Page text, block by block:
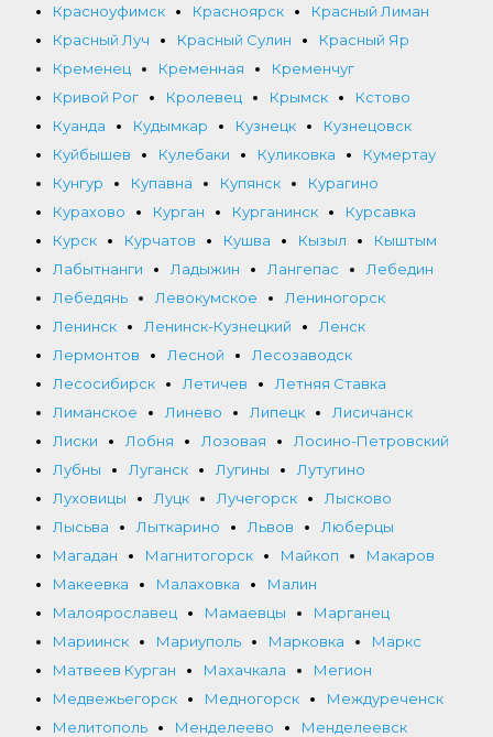
Красноуфимск
Красноярск
Красный Лиман
Красный Луч
Красный Сулин
Красный Яр
Кременец
Кременная
Кременчуг
Кривой Рог
Кролевец Крымск
Кстово
Куанда
Кудымкар Кузнецк
Кузнецовск
Куйбышев
Кулебаки Куликовка
Кумертау
Кунгур
Купавна Купянск
Курагино
Курахово
Курган Курганинск
Курсавка
Курск
Курчатов Кушва Кызыл
Кыштым
Лабытнанги
Ладыжин Лангепас
Лебедин
Лебедянь
Левокумское
Лениногорск
Ленинск
Ленинск-Кузнецкий
Ленск
Лермонтов
Лесной
Лесозаводск
Лесосибирск
Летичев
Летняя Ставка
Лиманское
Линево Липецк
Лисичанск
Лиски
Лобня Лозовая
Лосино-Петровский
Лубны
Луганск Лугины
Лутугино
Луховицы
Луцк Лучегорск
Лысково
Лысьва
Лыткарино Львов
Люберцы
Магадан
Магнитогорск Майкоп
Макаров
Макеевка
Малаховка
Малин
Малоярославец
Мамаевцы
Марганец
Мариинск
Мариуполь Марковка
Маркс
Матвеев Курган
Махачкала
Мегион
Медвежьегорск
Медногорск
Междуреченск
Мелитополь
Менделеево
Менделеевск